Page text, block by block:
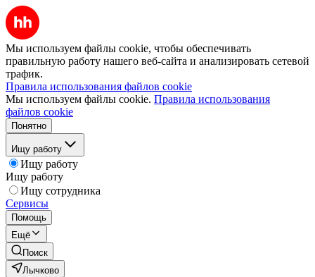
Мы используем файлы cookie, чтобы обеспечивать
правильную работу нашего веб-сайта и анализировать сетевой
трафик.
Правила использования файлов cookie
Мы используем файлы cookie. Правила использования
файлов cookie
Понятно
Ищу работу
Ищу работу
Ищу работу
Ищу сотрудника
Сервисы
Помощь
Ещё
Поиск
Лычково